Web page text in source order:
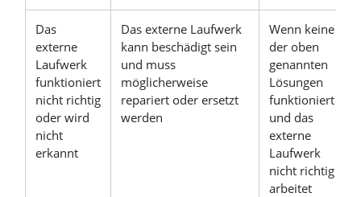
Das
externe
Laufwerk
funktioniert
nicht richtig
oder wird
nicht
erkannt
Das externe Laufwerk
kann beschädigt sein
und muss
möglicherweise
repariert oder ersetzt
werden
Wenn keine
der oben
genannten
Lösungen
funktioniert
und das
externe
Laufwerk
nicht richtig
arbeitet